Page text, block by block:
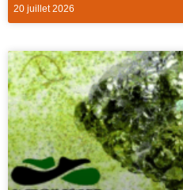
20 juillet 2026